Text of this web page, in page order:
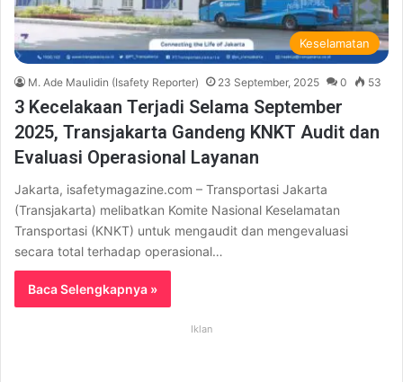
Keselamatan
M. Ade Maulidin (Isafety Reporter) 23 September, 2025 0 53
3 Kecelakaan Terjadi Selama September
2025, Transjakarta Gandeng KNKT Audit dan
Evaluasi Operasional Layanan
Jakarta, isafetymagazine.com – Transportasi Jakarta
(Transjakarta) melibatkan Komite Nasional Keselamatan
Transportasi (KNKT) untuk mengaudit dan mengevaluasi
secara total terhadap operasional…
Baca Selengkapnya »
Iklan